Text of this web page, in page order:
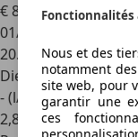
€ 82.9901
01/2026
20.000 km
Diesel
- (l/100 km)
2,8
Fonctionnalités
Nous et des
notamment
site web, pour
garantir une
ces